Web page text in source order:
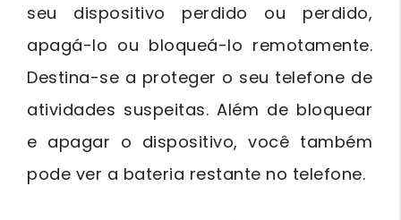
seu dispositivo perdido ou perdido,
apagá-lo ou bloqueá-lo remotamente.
Destina-se a proteger o seu telefone de
atividades suspeitas. Além de bloquear
e apagar o dispositivo, você também
pode ver a bateria restante no telefone.